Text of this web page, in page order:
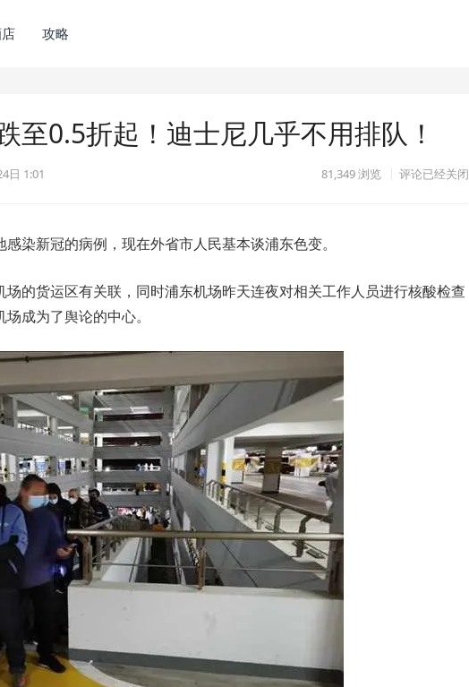
攻略
至0.5折起！迪士尼几乎不用排队！
日 1:01 81,349浏览 评论已经关闭
染新冠的病例，现在外省市人民基本谈浦东色变。
的货运区有关联，同时浦东机场昨天连夜对相关工作人员进行核酸检查
成为了舆论的中心。